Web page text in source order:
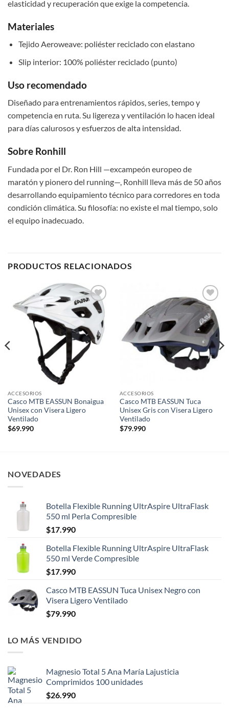
elasticidad y recuperación que exige la competencia.
Materiales
Tejido Aeroweave: poliéster reciclado con elastano
Slip interior: 100% poliéster reciclado (punto)
Uso recomendado
Diseñado para entrenamientos rápidos, series, tempo y
competencia en ruta. Su ligereza y ventilación lo hacen ideal
para días calurosos y esfuerzos de alta intensidad.
Sobre Ronhill
Fundada por el Dr. Ron Hill —excampeón europeo de
maratón y pionero del running—, Ronhill lleva más de 50 años
desarrollando equipamiento técnico para corredores en toda
condición climática. Su filosofía: no existe el mal tiempo, solo
el equipo inadecuado.
PRODUCTOS RELACIONADOS
Add to
wishlist
ACCESORIOS
Casco MTB EASSUN Bonaigua
Unisex con Visera Ligero
Ventilado
$69.990
Add to
wishlist
ACCESORIOS
Casco MTB EASSUN Tuca
Unisex Gris con Visera Ligero
Ventilado
$79.990
NOVEDADES
Botella Flexible Running UltrAspire UltraFlask
550 ml Perla Compresible
$17.990
Botella Flexible Running UltrAspire UltraFlask
550 ml Verde Compresible
$17.990
Casco MTB EASSUN Tuca Unisex Negro con
Visera Ligero Ventilado
$79.990
LO MÁS VENDIDO
Magnesio Total 5 Ana María Lajusticia
Comprimidos 100 unidades
$26.990